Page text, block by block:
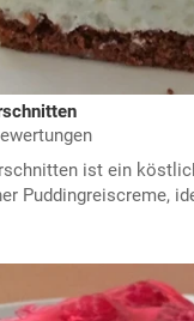
ist ein
Puddingreiscreme,